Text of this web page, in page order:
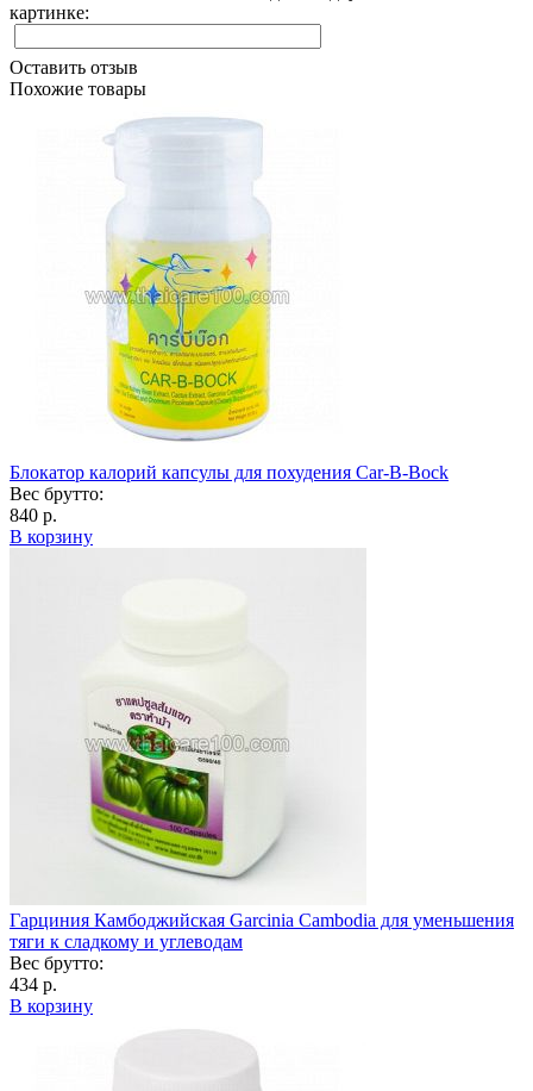
картинке:
Оставить отзыв
Похожие товары
Блокатор калорий капсулы для похудения Car-B-Bock
Вес брутто:
840 р.
В корзину
Гарциния Камбоджийская Garcinia Cambodia для уменьшения
тяги к сладкому и углеводам
Вес брутто:
434 р.
В корзину